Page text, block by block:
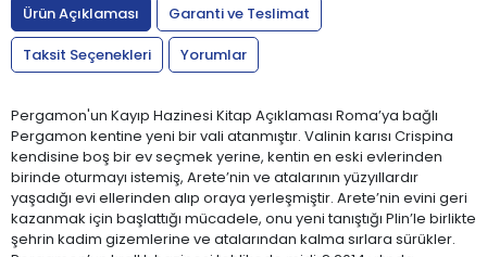
Ürün Açıklaması
Garanti ve Teslimat
Taksit Seçenekleri
Yorumlar
Pergamon'un Kayıp Hazinesi Kitap Açıklaması Roma’ya bağlı
Pergamon kentine yeni bir vali atanmıştır. Valinin karısı Crispina
kendisine boş bir ev seçmek yerine, kentin en eski evlerinden
birinde oturmayı istemiş, Arete’nin ve atalarının yüzyıllardır
yaşadığı evi ellerinden alıp oraya yerleşmiştir. Arete’nin evini geri
kazanmak için başlattığı mücadele, onu yeni tanıştığı Plin’le birlikte
şehrin kadim gizemlerine ve atalarından kalma sırlara sürükler.